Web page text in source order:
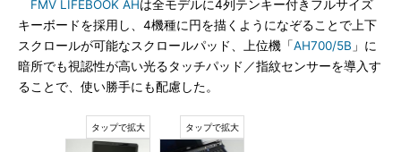
FMV LIFEBOOK AHは全モデルに4列テンキー付きフルサイズ
キーボードを採用し、4機種に円を描くようになぞることで上下
スクロールが可能なスクロールパッド、上位機「AH700/5B 」に
暗所でも視認性が高い光るタッチパッド／指紋センサーを導入す
ることで、使い勝手にも配慮した。